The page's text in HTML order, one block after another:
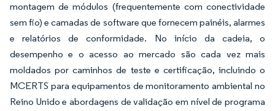
montagem de módulos (frequentemente com conectividade
sem fio) e camadas de software que fornecem painéis, alarmes
e relatórios de conformidade. No início da cadeia, o
desempenho e o acesso ao mercado são cada vez mais
moldados por caminhos de teste e certificação, incluindo o
MCERTS para equipamentos de monitoramento ambiental no
Reino Unido e abordagens de validação em nível de programa